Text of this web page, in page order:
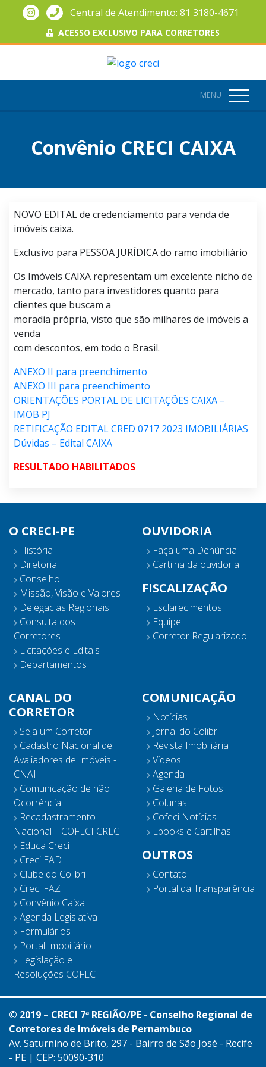
Central de Atendimento: 81 3180-4671
ACESSO EXCLUSIVO PARA CORRETORES
MENU
Convênio CRECI CAIXA
NOVO EDITAL de credenciamento para venda de
imóveis caixa.
Exclusivo para PESSOA JURÍDICA do ramo imobiliário
Os Imóveis CAIXA representam um excelente nicho de
mercado, tanto para investidores quanto para
clientes que buscam a
moradia própria, visto que são milhares de imóveis a
venda
com descontos, em todo o Brasil.
ANEXO II para preenchimento
ANEXO III para preenchimento
ORIENTAÇÕES PORTAL DE LICITAÇÕES CAIXA –
IMOB PJ
RETIFICAÇÃO EDITAL CRED 0717 2023 IMOBILIÁRIAS
Dúvidas – Edital CAIXA
RESULTADO HABILITADOS
O CRECI-PE
História
Diretoria
Conselho
Missão, Visão e Valores
Delegacias Regionais
Consulta dos
Corretores
Licitações e Editais
Departamentos
OUVIDORIA
Faça uma Denúncia
Cartilha da ouvidoria
FISCALIZAÇÃO
Esclarecimentos
Equipe
Corretor Regularizado
CANAL DO
CORRETOR
Seja um Corretor
Cadastro Nacional de
Avaliadores de Imóveis -
CNAI
Comunicação de não
Ocorrência
Recadastramento
Nacional – COFECI CRECI
Educa Creci
Creci EAD
Clube do Colibri
Creci FAZ
Convênio Caixa
Agenda Legislativa
Formulários
Portal Imobiliário
Legislação e
Resoluções COFECI
COMUNICAÇÃO
Notícias
Jornal do Colibri
Revista Imobiliária
Vídeos
Agenda
Galeria de Fotos
Colunas
Cofeci Notícias
Ebooks e Cartilhas
OUTROS
Contato
Portal da Transparência
© 2019 – CRECI 7ª REGIÃO/PE - Conselho Regional de
Corretores de Imóveis de Pernambuco
Av. Saturnino de Brito, 297 - Bairro de São José - Recife
- PE | CEP: 50090-310